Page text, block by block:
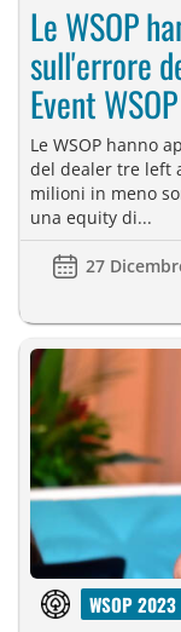
Le WSOP
sull'errore
Event
Le WSOP hanno
del dealer tre left
milioni in meno
una equity di...
27
WSOP 2023